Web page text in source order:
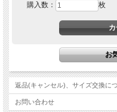
購入数： 枚
返品(キャンセル)、サイズ交換に
お問い合わせ